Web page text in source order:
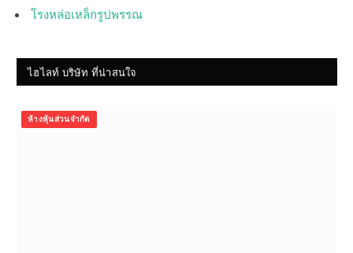
โรงหล่อเหล็กรูปพรรณ
ไฮไลท์ บริษัท ที่น่าสนใจ
ห้างหุ้นส่วนจำกัด